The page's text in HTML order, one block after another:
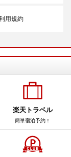
用規約
楽天トラベル
簡単宿泊予約！